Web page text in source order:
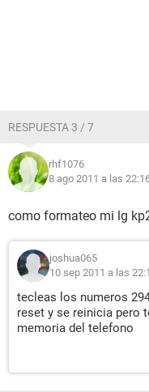
RESPUESTA 3 / 7
rhf1076
8 ago 2011 a las
como formateo mi lg
joshua065
10 sep 2011 a las
tecleas los numeros
reset y se reinicia pero
memoria del telefono